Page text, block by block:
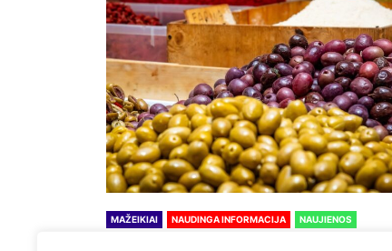
MAŽEIKIAI NAUDINGA INFORMACIJA NAUJIENOS